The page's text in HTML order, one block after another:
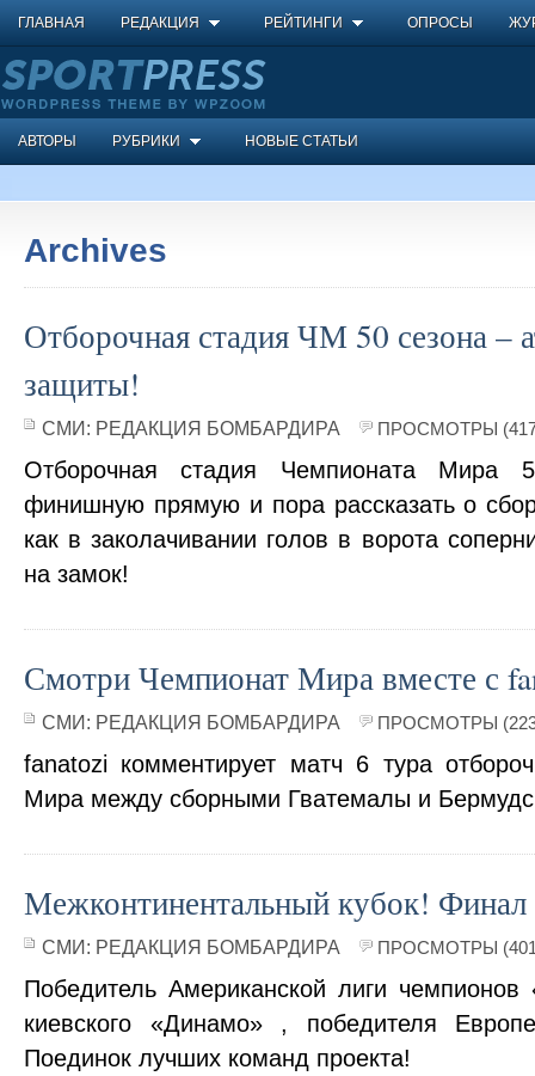
ГЛАВНАЯ РЕДАКЦИЯ РЕЙТИНГИ ОПРОСЫ
АВТОРЫ РУБРИКИ НОВЫЕ СТАТЬИ
Archives
Отборочная стадия ЧМ 50 сезона –
защиты!
СМИ: РЕДАКЦИЯ БОМБАРДИРА ПРОСМОТРЫ
Отборочная стадия Чемпионата Мира
финишную прямую и пора рассказать о
как в заколачивании голов в ворота
на замок!
Смотри Чемпионат Мира вместе с
СМИ: РЕДАКЦИЯ БОМБАРДИРА ПРОСМОТРЫ
fanatozi комментирует матч 6 тура
Мира между сборными Гватемалы и
Межконтинентальный кубок! Финал
СМИ: РЕДАКЦИЯ БОМБАРДИРА ПРОСМОТРЫ
Победитель Американской лиги
киевского «Динамо» , победителя
Поединок лучших команд проекта!